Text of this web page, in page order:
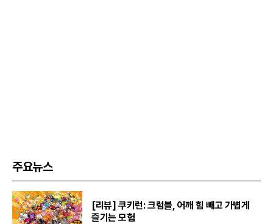
주요뉴스
[리뷰] 쿠키런: 크럼블, 어깨 힘 빼고 가볍게
즐기는 모험